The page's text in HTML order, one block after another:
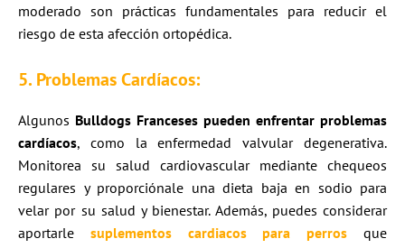
moderado son prácticas fundamentales para reducir el
riesgo de esta afección ortopédica.
5. Problemas Cardíacos:
Algunos Bulldogs Franceses pueden enfrentar problemas
cardíacos, como la enfermedad valvular degenerativa.
Monitorea su salud cardiovascular mediante chequeos
regulares y proporciónale una dieta baja en sodio para
velar por su salud y bienestar. Además, puedes considerar
aportarle suplementos cardiacos para perros que